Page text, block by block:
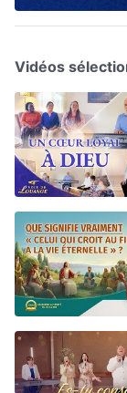
Vidéos